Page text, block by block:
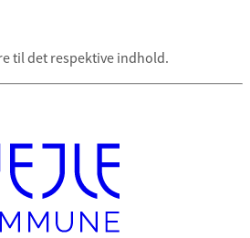
til det respektive indhold.